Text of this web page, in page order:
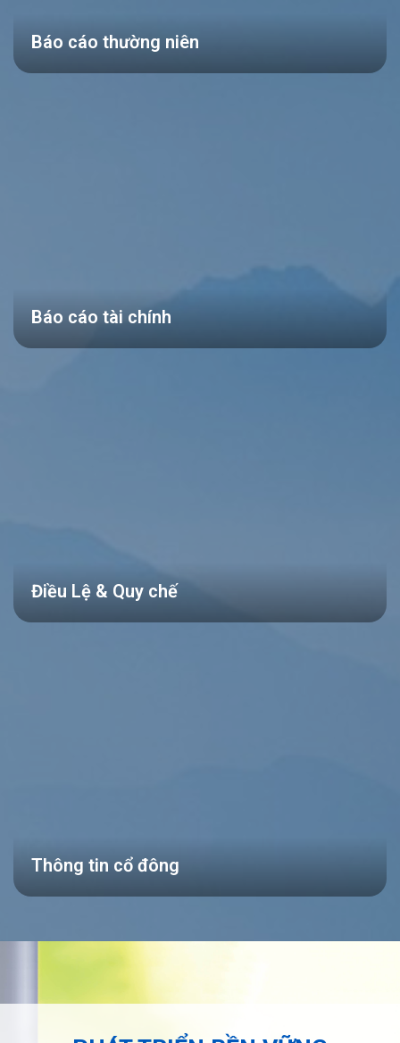
Báo cáo thường niên
Báo cáo tài chính
Điều Lệ & Quy chế
Thông tin cổ đông